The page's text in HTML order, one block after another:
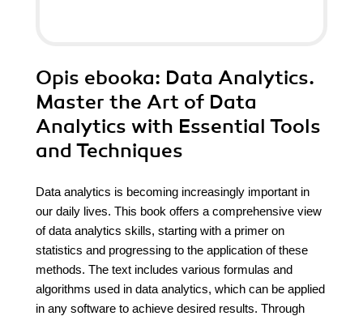
Opis ebooka: Data Analytics.
Master the Art of Data
Analytics with Essential Tools
and Techniques
Data analytics is becoming increasingly important in
our daily lives. This book offers a comprehensive view
of data analytics skills, starting with a primer on
statistics and progressing to the application of these
methods. The text includes various formulas and
algorithms used in data analytics, which can be applied
in any software to achieve desired results. Through